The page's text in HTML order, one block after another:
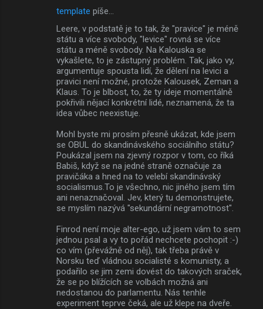
template píše…
Leere, v podstatě je to tak, že "pravice" je méně
státu a více svobody, "levice" rovná se více
státu a méně svobody. Na Kalouska se
vykašlete, to je zástupný problém. Tak, jako vy,
argumentuje spousta lidí, že dělení na levici a
pravici není možné, protože Kalousek, Zeman a
Klaus. To je blbost, to, že ty ideje momentálně
pokřivili nějací konkrétní lidé, neznamená, že ta
idea vůbec neexistuje.
Mohl byste mi prosím přesně ukázat, kde jsem
se OBUL do skandinávského sociálního státu?
Poukázal jsem na zjevný rozpor v tom, co říká
Babiš, když se na jedné straně označuje za
pravičáka a hned na to velebí skandinávský
socialismus.To je všechno, nic jiného jsem tím
ani nenaznačoval. Jev, který tu demonstrujete,
se myslím nazývá "sekundární negramotnost".
Finrod není moje alter-ego, už jsem vám to sem
jednou psal a vy to pořád nechcete pochopit :-)
co vím (převážně od něj), tak třeba právě v
Norsku teď vládnou socialisté s komunisty, a
podařilo se jim zemi dovést do takových sraček,
že se po blížících se volbách možná ani
nedostanou do parlamentu. Nás tenhle
experiment teprve čeká, ale už klepe na dveře.